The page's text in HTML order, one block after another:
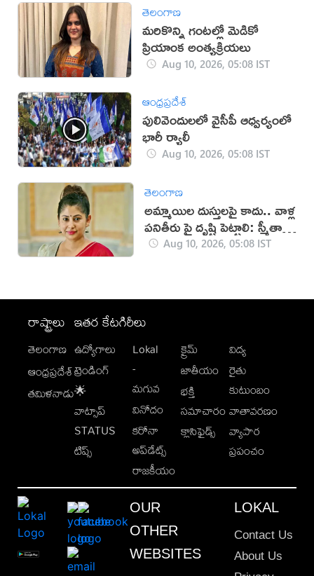
తెలంగాణ
మరికొన్ని గంటల్లో మెడికో
ప్రియాంక అంత్యక్రియలు
Aug 10, 2026, 05:08 IST
ఆంధ్రప్రదేశ్
పులివెందులలో వైసీపీ ఆధ్వర్యంలో
భారీ ర్యాలీ
Aug 10, 2026, 05:08 IST
తెలంగాణ
అమ్మాయిల దుస్తులపై కాదు.. వాళ్ల
పనితీరు పై దృష్టి పెట్టాలి: స్మీతా
సబర్వాల్
Aug 10, 2026, 05:08 IST
రాష్ట్రాలు
తెలంగాణ
ఆంధ్రప్రదేశ్
తమిళనాడు
ఇతర కేటగిరీలు
ఉద్యోగాలు
ట్రెండింగ్
🌟
వాట్సాప్
STATUS
టిప్స్
Lokal
-
మగువ
వినోదం
కరోనా
అప్‌డేట్స్
రాజకీయం
క్రైమ్
జాతీయం
భక్తి
సమాచారం
క్లాసిఫైడ్స్
విద్య
రైతు
కుటుంబం
వాతావరణం
వ్యాపార
ప్రపంచం
OUR
OTHER
WEBSITES
LOKAL
Contact Us
About Us